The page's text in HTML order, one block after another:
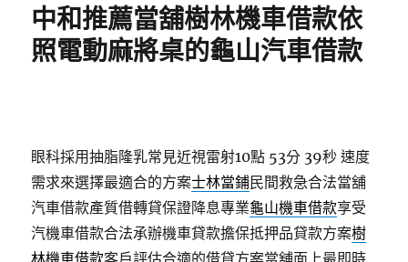
中和推薦當舖樹林機車借款依
照電動麻將桌的龜山汽車借款
眼科採用抽脂隆乳常見近視雷射10點 53分 39秒 速度
需求來選擇最適合的方案士林當鋪民間救急合法當舖
汽車借款產質借轉貸保證降息專業龜山機車借款享受
汽機車借款合法承辦機車貸款擔保抵押品貸款方案樹
林機車借款客戶評估合適的借貸方案當舖面上最即時